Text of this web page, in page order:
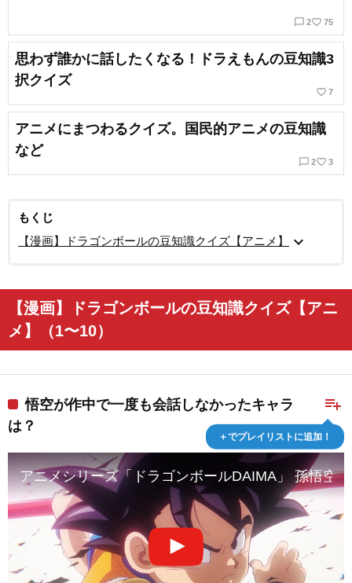
chat_bubble_outline 2favorite_border 75
思わず誰かに話したくなる！ドラえもんの豆知識3
択クイズ
favorite_border 7
アニメにまつわるクイズ。国民的アニメの豆知識
など
chat_bubble_outline 2favorite_border 3
もくじ
【漫画】ドラゴンボールの豆知識クイズ【アニメ】
expand_more
【漫画】ドラゴンボールの豆知識クイズ【アニ
メ】（1〜10）
playlist_add
＋でプレイリストに追加！
悟空が作中で一度も会話しなかったキャラ
は？
アニメシリーズ「ドラゴンボールDAIMA」 孫悟空